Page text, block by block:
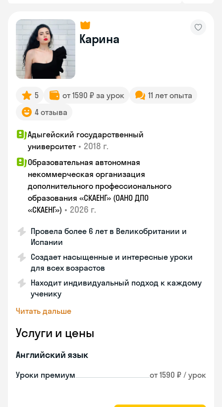
Карина
5 от 1590 ₽ за урок
11 лет опыта
4 отзыва
Адыгейский государственный
университет • 2018 г.
Образовательная автономная
некоммерческая организация
дополнительного профессионального
образования «СКАЕНГ» (ОАНО ДПО
«СКАЕНГ») • 2026 г.
Провела более 6 лет в Великобритании и
Испании
Создает насыщенные и интересные уроки
для всех возрастов
Находит индивидуальный подход к каждому
ученику
Читать дальше
Услуги и цены
Английский язык
Уроки премиум от 1590 ₽ / урок